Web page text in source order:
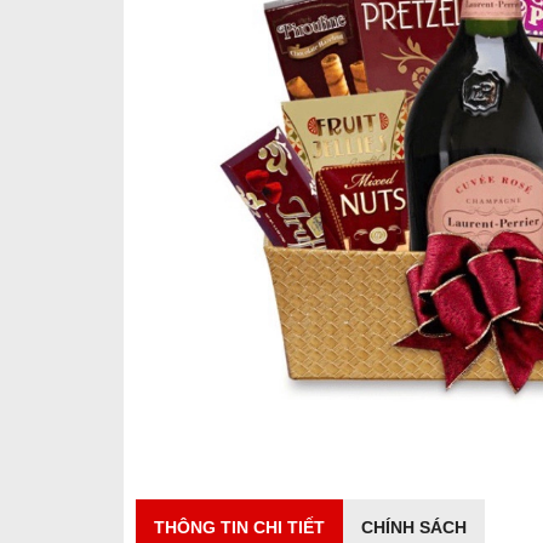
THÔNG TIN CHI TIẾT CHÍNH SÁCH